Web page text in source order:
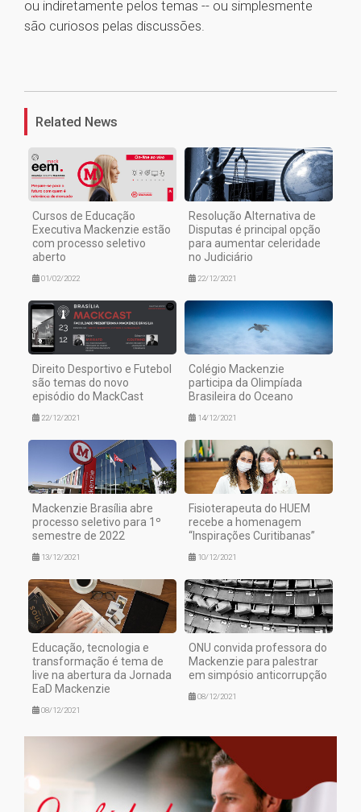
ou indiretamente pelos temas -- ou simplesmente
são curiosos pelas discussões.
Related News
Cursos de Educação
Executiva Mackenzie estão
com processo seletivo
aberto
01/02/2022
Resolução Alternativa de
Disputas é principal opção
para aumentar celeridade
no Judiciário
22/12/2021
Direito Desportivo e Futebol
são temas do novo
episódio do MackCast
22/12/2021
Colégio Mackenzie
participa da Olimpíada
Brasileira do Oceano
14/12/2021
Mackenzie Brasília abre
processo seletivo para 1º
semestre de 2022
13/12/2021
Fisioterapeuta do HUEM
recebe a homenagem
“Inspirações Curitibanas”
10/12/2021
Educação, tecnologia e
transformação é tema de
live na abertura da Jornada
EaD Mackenzie
08/12/2021
ONU convida professora do
Mackenzie para palestrar
em simpósio anticorrupção
08/12/2021